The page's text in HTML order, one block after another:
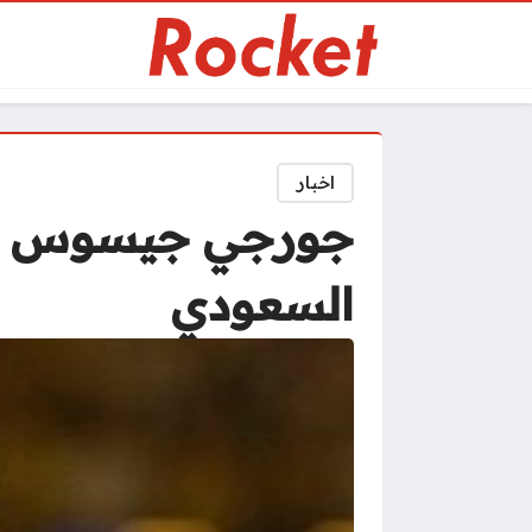
اخبار
جورجي جيسوس
السعودي